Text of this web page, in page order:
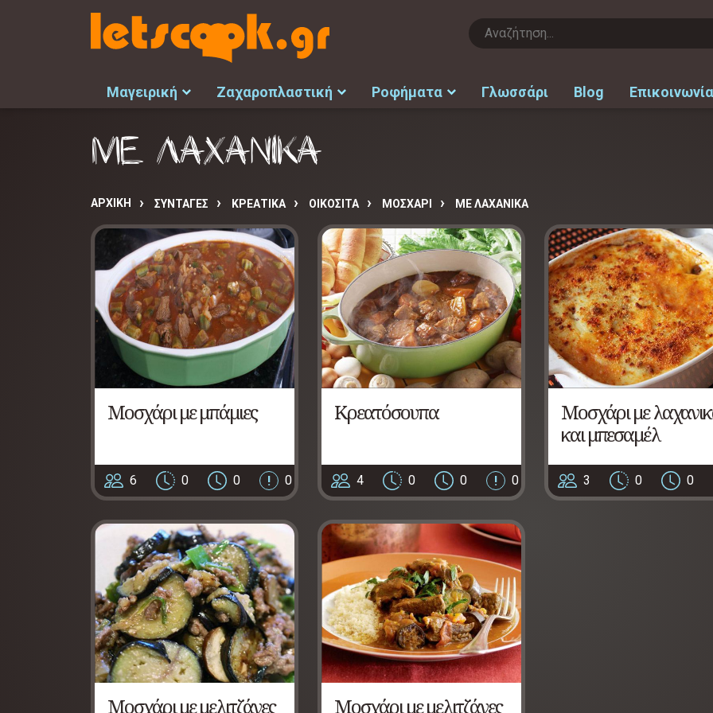
Μαγειρική Ζαχαροπλαστική Ροφήματα Γλωσσάρι Blog Επικοινωνία
ΜΕ ΛΑΧΑΝΙΚΑ
ΑΡΧΙΚΉ ΣΥΝΤΑΓΈΣ ΚΡΕΑΤΙΚΑ ΟΙΚΟΣΙΤΑ ΜΟΣΧΑΡΙ ΜΕ ΛΑΧΑΝΙΚΑ
Μοσχάρι με μπάμιες
6 0 0 0
Κρεατόσουπα
4 0 0 0
Μοσχάρι με
και μπεσαμέλ
3 0 0
Μοσχάρι με μελιτζάνες Μοσχάρι με μελιτζάνες